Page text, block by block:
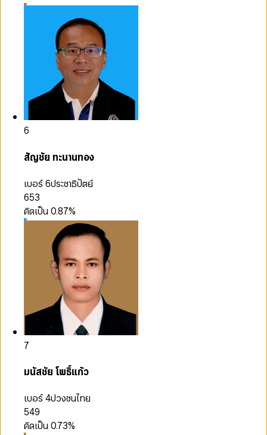
6
สัญชัย ทะนานทอง
เบอร์ 6ประชาธิปัตย์
653
คิดเป็น0.87%
7
มนัสชัย โพธิ์แก้ว
เบอร์ 4ปวงชนไทย
549
คิดเป็น0.73%